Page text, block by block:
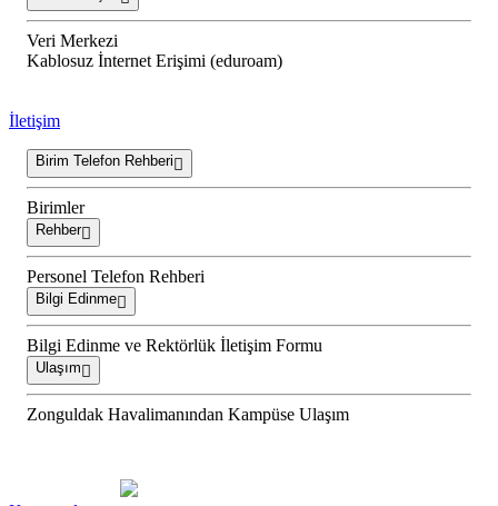
Veri Merkezi
Kablosuz İnternet Erişimi (eduroam)
İletişim
Birim Telefon Rehberi
Birimler
Rehber
Personel Telefon Rehberi
Bilgi Edinme
Bilgi Edinme ve Rektörlük İletişim Formu
Ulaşım
Zonguldak Havalimanından Kampüse Ulaşım